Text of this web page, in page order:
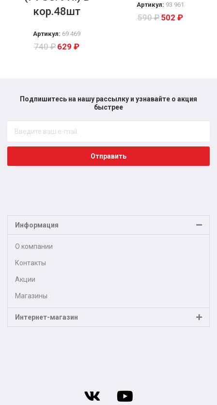
кор.48шт
Артикул: 69 469
740₽ 629 ₽
Артикул: 93 961
590₽ 502 ₽
Подпишитесь на нашу рассылку и узнавайте о акция
быстрее​
Отправить
Информация
О компании
Контакты
Акции
Магазины
Интернет-магазин